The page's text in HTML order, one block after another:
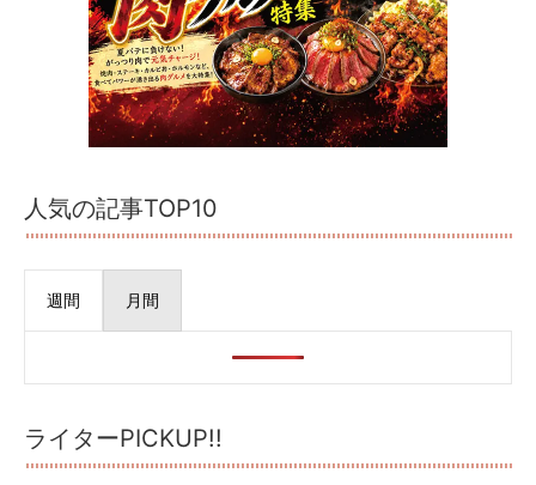
人気の記事TOP10
週間 月間
ライターPICKUP!!